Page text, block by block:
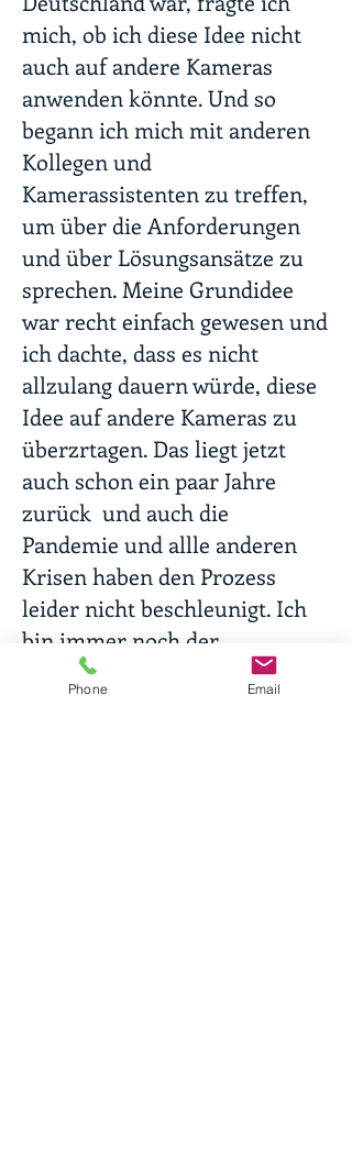
mich, ob ich diese Idee nicht
auch auf andere Kameras
anwenden könnte. Und so
begann ich mich mit anderen
Kollegen und
Kamerassistenten zu treffen,
um über die Anforderungen
und über Lösungsansätze zu
sprechen. Meine Grundidee
war recht einfach gewesen und
ich dachte, dass es nicht
allzulang dauern würde, diese
Idee auf andere Kameras zu
überzrtagen. Das liegt jetzt
auch schon ein paar Jahre
zurück und auch die
Pandemie und allle anderen
Krisen haben den Prozess
leider nicht beschleunigt. Ich
bin immer noch der
Überzeugung, dass das meine
"Rainwings" den Workflow und
Phone Email